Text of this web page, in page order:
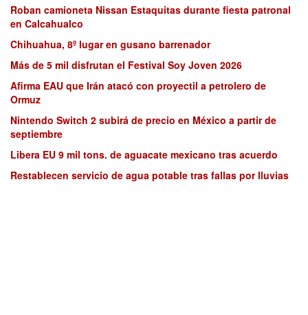
Roban camioneta Nissan Estaquitas durante fiesta patronal
en Calcahualco
Chihuahua, 8º lugar en gusano barrenador
Más de 5 mil disfrutan el Festival Soy Joven 2026
Afirma EAU que Irán atacó con proyectil a petrolero de
Ormuz
Nintendo Switch 2 subirá de precio en México a partir de
septiembre
Libera EU 9 mil tons. de aguacate mexicano tras acuerdo
Restablecen servicio de agua potable tras fallas por lluvias